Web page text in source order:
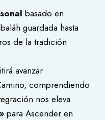
basado en
guardada hasta
de la tradición
avanzar
comprendiendo
nos eleva
para Ascender en